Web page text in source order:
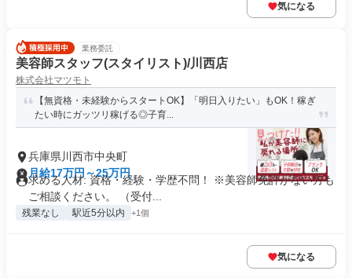
気になる
業務委託
美容師スタッフ(スタイリスト)/川西店
株式会社マツモト
【無資格・未経験からスタートOK】「明日入りたい」もOK！稼ぎ
たい時にガッツリ稼げる◎子育...
兵庫県川西市中央町
月給17万円～25万円
求める人材: 資格・経験・学歴不問！ ※美容師免許がない方も
ご相談ください。 （受付...
残業なし 駅近5分以内 +1個
気になる